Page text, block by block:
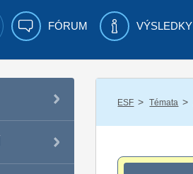
FÓRUM VÝSLEDKY
ESF / Témata /